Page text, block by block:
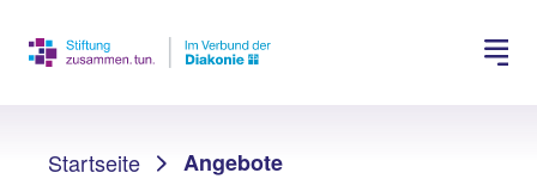
Startseite
Angebote